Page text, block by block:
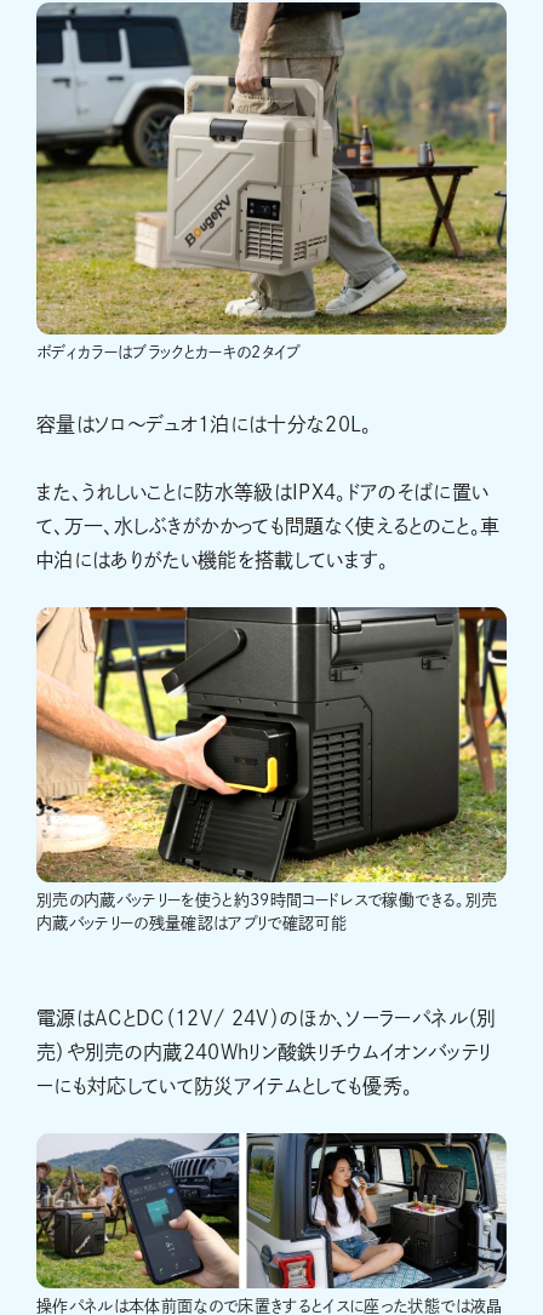
ボディカラーはブラックとカーキの2タイプ
容量はソロ〜デュオ1泊には十分な20L。
また、うれしいことに防水等級はIPX4。ドアのそばに置い
て、万一、水しぶきがかかっても問題なく使えるとのこと。車
中泊にはありがたい機能を搭載しています。
別売の内蔵バッテリーを使うと約39時間コードレスで稼働できる。別売
内蔵バッテリーの残量確認はアプリで確認可能
電源はACとDC（12V/ 24V）のほか、ソーラーパネル（別
売）や別売の内蔵240Whリン酸鉄リチウムイオンバッテリ
ーにも対応していて防災アイテムとしても優秀。
操作パネルは本体前面なので床置きするとイスに座った状態では液晶